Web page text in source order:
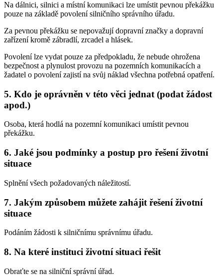
Na dálnici, silnici a místní komunikaci lze umístit pevnou překážku
pouze na základě povolení silničního správního úřadu.
Za pevnou překážku se nepovažují dopravní značky a dopravní
zařízení kromě zábradlí, zrcadel a hlásek.
Povolení lze vydat pouze za předpokladu, že nebude ohrožena
bezpečnost a plynulost provozu na pozemních komunikacích a
žadatel o povolení zajistí na svůj náklad všechna potřebná opatření.
5. Kdo je oprávněn v této věci jednat (podat žádost
apod.)
Osoba, která hodlá na pozemní komunikaci umístit pevnou
překážku.
6. Jaké jsou podmínky a postup pro řešení životní
situace
Splnění všech požadovaných náležitostí.
7. Jakým způsobem můžete zahájit řešení životní
situace
Podáním žádosti k silničnímu správnímu úřadu.
8. Na které instituci životní situaci řešit
Obraťte se na silniční správní úřad.